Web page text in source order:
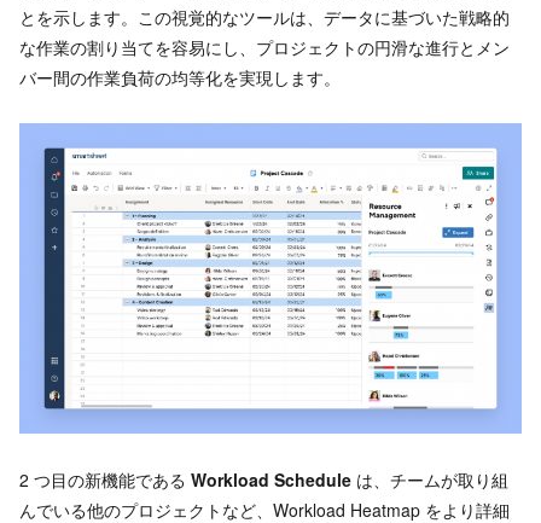
とを示します。この視覚的なツールは、データに基づいた戦略的
な作業の割り当てを容易にし、プロジェクトの円滑な進行とメン
バー間の作業負荷の均等化を実現します。
2 つ目の新機能である Workload Schedule は、チームが取り組
んでいる他のプロジェクトなど、Workload Heatmap をより詳細